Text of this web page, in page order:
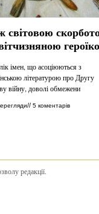
світовою
імен, що асоціюються з
літературою про Другу
війну, доволі обмежени
// 5 коментарів
редакції.